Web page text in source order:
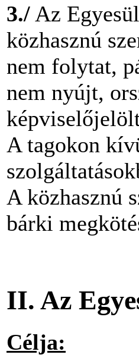
3./ Az
közhasznú
nem folytat,
nem nyújt,
A tagokon
A közhasznú
bárki
II. Az
Célja: